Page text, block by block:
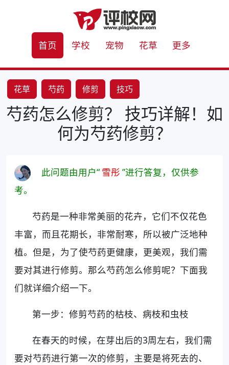
首页 学校 宠物 花草 更多
花草 芍药 修剪 技巧
芍药怎么修剪？ 技巧详解！如
何为芍药修剪？
此问题由用户“ 雪彤 ”进行答复，仅供参
考。
芍药是一种非常美丽的花卉，它们不仅花色
丰富，而且花期长，非常耐寒，所以被广泛地种
植。但是，为了使芍药更健康，更美观，我们需
要对其进行修剪。那么芍药怎么修剪呢？下面我
们就详细介绍一下。
第一步：修剪芍药的枯枝、病枝和虫枝
在春天的时候，在芽出后的3周左右，我们需
要对芍药进行第一次的修剪，主要是将死去的、